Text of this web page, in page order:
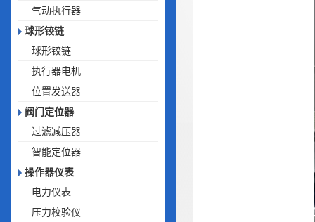
气动执行器
球形铰链
球形铰链
执行器电机
位置发送器
阀门定位器
过滤减压器
智能定位器
操作器仪表
电力仪表
压力校验仪